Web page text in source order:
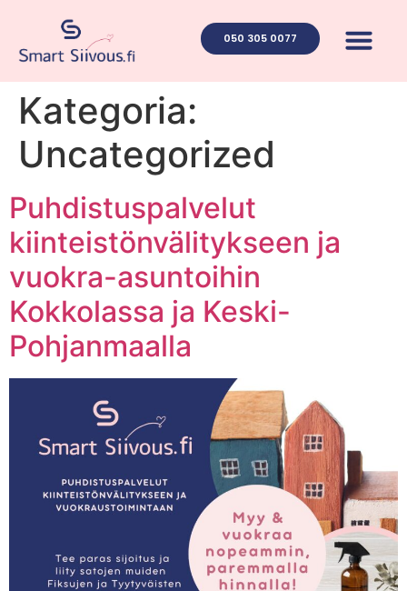
050 305 0077
Kategoria:
Uncategorized
Puhdistuspalvelut
kiinteistönvälitykseen ja
vuokra-asuntoihin
Kokkolassa ja Keski-
Pohjanmaalla